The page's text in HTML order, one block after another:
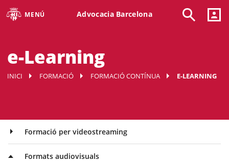
MENÚ Advocacia Barcelona
e-Learning
INICI FORMACIÓ FORMACIÓ CONTÍNUA E-LEARNING
Formació per videostreaming
Formats audiovisuals